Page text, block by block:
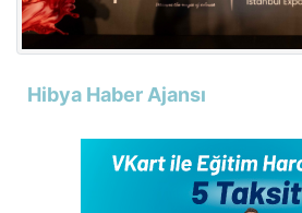
Hibya Haber Ajansı